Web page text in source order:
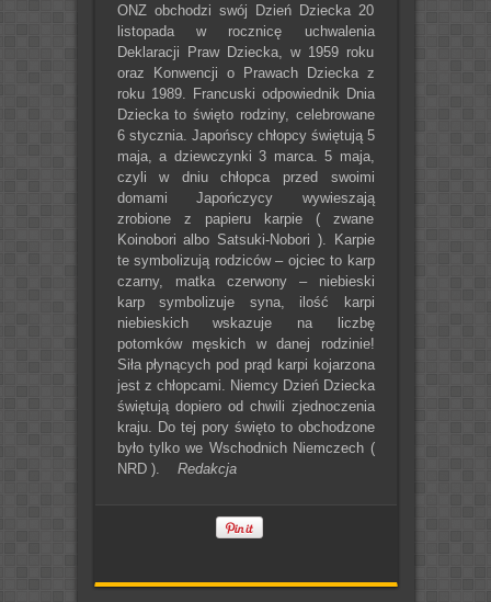
ONZ obchodzi swój Dzień Dziecka 20
listopada w rocznicę uchwalenia
Deklaracji Praw Dziecka, w 1959 roku
oraz Konwencji o Prawach Dziecka z
roku 1989. Francuski odpowiednik Dnia
Dziecka to święto rodziny, celebrowane
6 stycznia. Japońscy chłopcy świętują 5
maja, a dziewczynki 3 marca. 5 maja,
czyli w dniu chłopca przed swoimi
domami Japończycy wywieszają
zrobione z papieru karpie ( zwane
Koinobori albo Satsuki-Nobori ). Karpie
te symbolizują rodziców – ojciec to karp
czarny, matka czerwony – niebieski
karp symbolizuje syna, ilość karpi
niebieskich wskazuje na liczbę
potomków męskich w danej rodzinie!
Siła płynących pod prąd karpi kojarzona
jest z chłopcami. Niemcy Dzień Dziecka
świętują dopiero od chwili zjednoczenia
kraju. Do tej pory święto to obchodzone
było tylko we Wschodnich Niemczech (
NRD ). Redakcja